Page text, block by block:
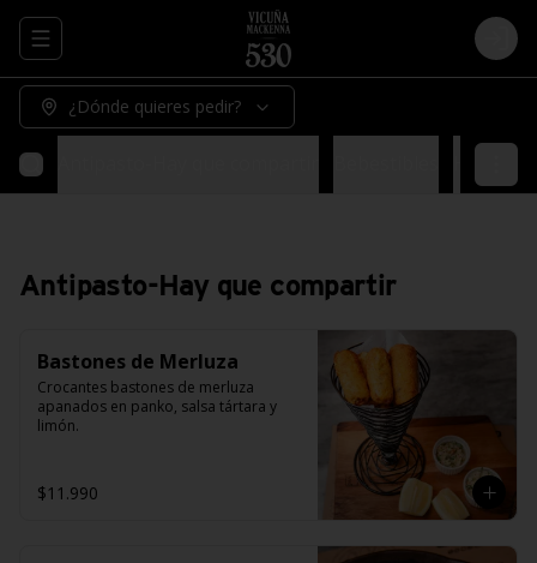
Abrir menu de navegación Login
¿Dónde quieres pedir?
Antipasto-Hay que compartir
Bastones de Merluza
Crocantes bastones de merluza
apanados en panko, salsa tártara y
limón.
$11.990